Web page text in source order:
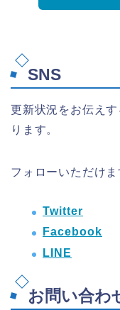
SNS
更新状況をお伝え
ります。
フォローいただけま
Twitter
Facebook
LINE
お問い合わ